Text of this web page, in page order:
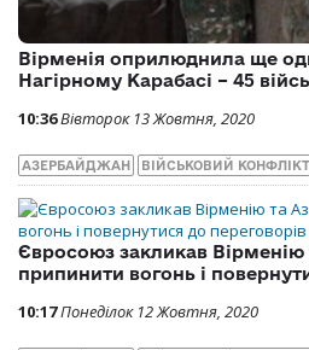
Вірменія оприлюднила ще
Нагірному Карабасі – 45
10:36Вівторок 13 Жовтня, 2020
АЗЕРБАЙДЖАН ВІЙСЬКОВИЙ КОНФЛІКТ
Євросоюз закликав
припинити вогонь і
10:17Понеділок 12 Жовтня, 2020